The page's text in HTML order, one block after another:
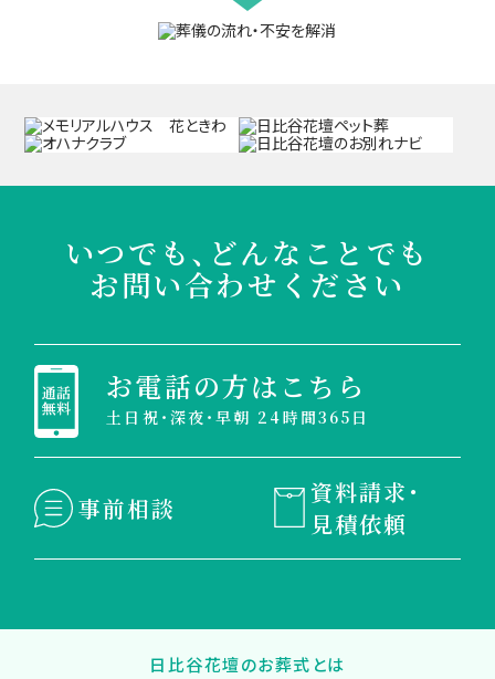
いつでも、どんなことでも
お問い合わせください
お電話の方はこちら
土日祝・深夜・早朝 24時間365日
事前相談
資料請求・
見積依頼
日比谷花壇のお葬式とは